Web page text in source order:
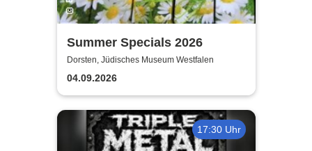
Summer Specials 2026
Dorsten, Jüdisches Museum Westfalen
04.09.2026
17:30 Uhr